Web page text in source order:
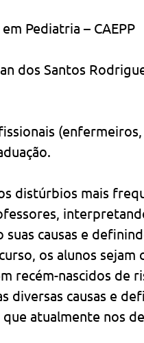
Pediatria – CAEPP
dos Santos
(enfermeiros,
distúrbios mais
causas e
os alunos sejam
recém-nascidos de
diversas causas e
atualmente nos